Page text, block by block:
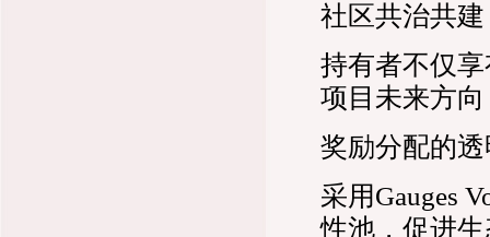
社区共治共建
持有者不仅
项目未来方
奖励分配的
采用Gauges
性池，促进